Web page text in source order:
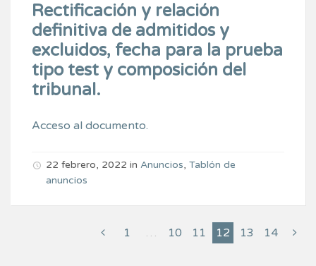
Rectificación y relación
definitiva de admitidos y
excluidos, fecha para la prueba
tipo test y composición del
tribunal.
Acceso al documento.
22 febrero, 2022 in Anuncios, Tablón de
anuncios
1 … 10 11 12 13 14